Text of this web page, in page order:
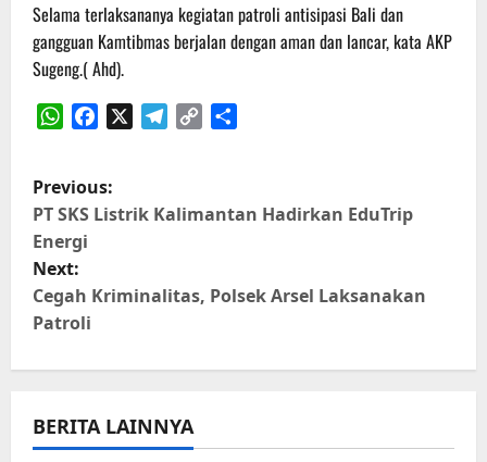
Selama terlaksananya kegiatan patroli antisipasi Bali dan
gangguan Kamtibmas berjalan dengan aman dan lancar, kata AKP
Sugeng.( Ahd).
P
o
s
t
n
v
Previous:
PT SKS Listrik Kalimantan Hadirkan EduTrip
Energi
Next:
Cegah Kriminalitas, Polsek Arsel Laksanakan
Patroli
BERITA LAINNYA